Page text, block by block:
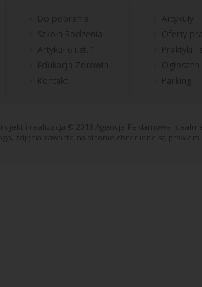
Do pobrania
Artykuł 6 ust. 1
Edukacja Zdrowia
Artykuły
Oferty
Praktyki
Parking
Projekt i realizacja © 2013 Agencja Reklamowa
loga, zdjęcia zawarte na stronie chronione są